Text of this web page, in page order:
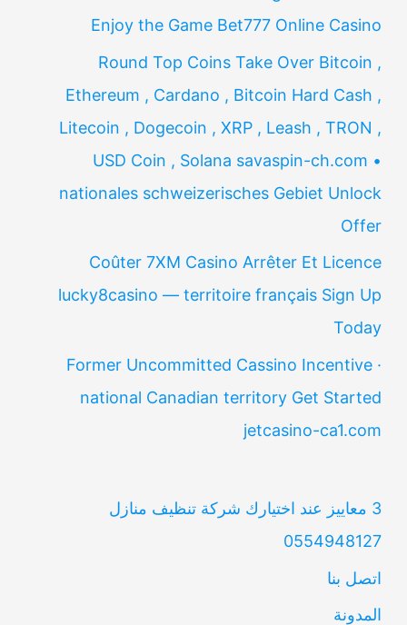
Enjoy the Game Bet777 Online Casino
Round Top Coins Take Over Bitcoin ,
Ethereum , Cardano , Bitcoin Hard Cash ,
Litecoin , Dogecoin , XRP , Leash , TRON ,
USD Coin , Solana savaspin-ch.com •
nationales schweizerisches Gebiet Unlock
Offer
Coûter 7XM Casino Arrêter Et Licence
lucky8casino — territoire français Sign Up
Today
Former Uncommitted Cassino Incentive ·
national Canadian territory Get Started
jetcasino-ca1.com
3 معاييز عند اختيارك شركة تنظيف منازل
0554948127
اتصل بنا
المدونة